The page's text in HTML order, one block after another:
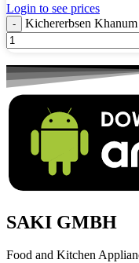
Login to see prices
Kichererbsen
SAKI GMBH
Food and Kitchen